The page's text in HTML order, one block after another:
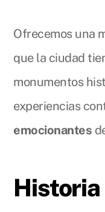
Ofrecemos una
que la ciudad
monumentos
experiencias
emocionantes